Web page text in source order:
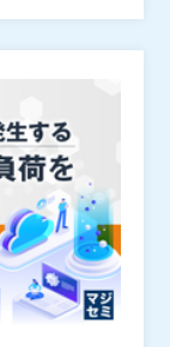
ケージでは実
断できな
組み込まれて
合わせようと
来の競争力が
実際には、
ないべき」と
果、現場の要
経営層との間
ありません。
かの二者択一
適なシステム
例を交えなが
は、“作ると
や変更に強い